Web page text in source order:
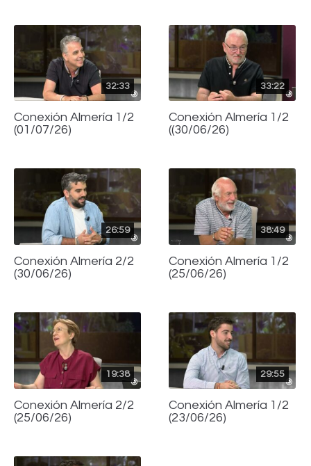
32:33
Conexión Almería 1/2
(01/07/26)
33:22
Conexión Almería 1/2
((30/06/26)
26:59
Conexión Almería 2/2
(30/06/26)
38:49
Conexión Almería 1/2
(25/06/26)
19:38
Conexión Almería 2/2
(25/06/26)
29:55
Conexión Almería 1/2
(23/06/26)